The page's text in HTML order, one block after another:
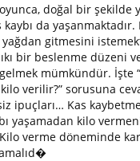
doğal bir şekilde
kaybı da
yağdan gitmesini
bir beslenme düzeni
mümkündür. İşte
verilir?” sorusuna
ipuçları… Kas
yaşamadan kilo
verme döneminde